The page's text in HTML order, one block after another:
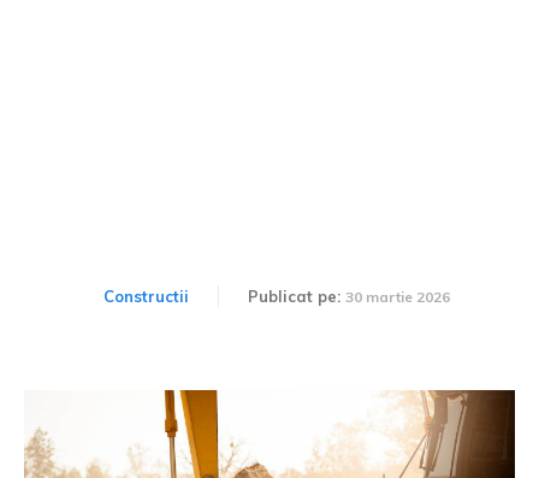
Constructii Publicat pe: 30 martie 2026